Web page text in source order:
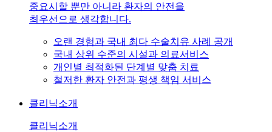
중요시할 뿐만 아니라 환자의 안전을
최우선으로 생각합니다.
오랜 경험과 국내 최다 수술치유 사례 공개
국내 상위 수준의 시설과 의료서비스
개인별 최적화된 단계별 맞춤 치료
철저한 환자 안전과 평생 책임 서비스
클리닉소개
클리닉소개